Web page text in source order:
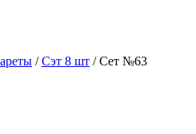
/Сэт 8 шт / Сет №63